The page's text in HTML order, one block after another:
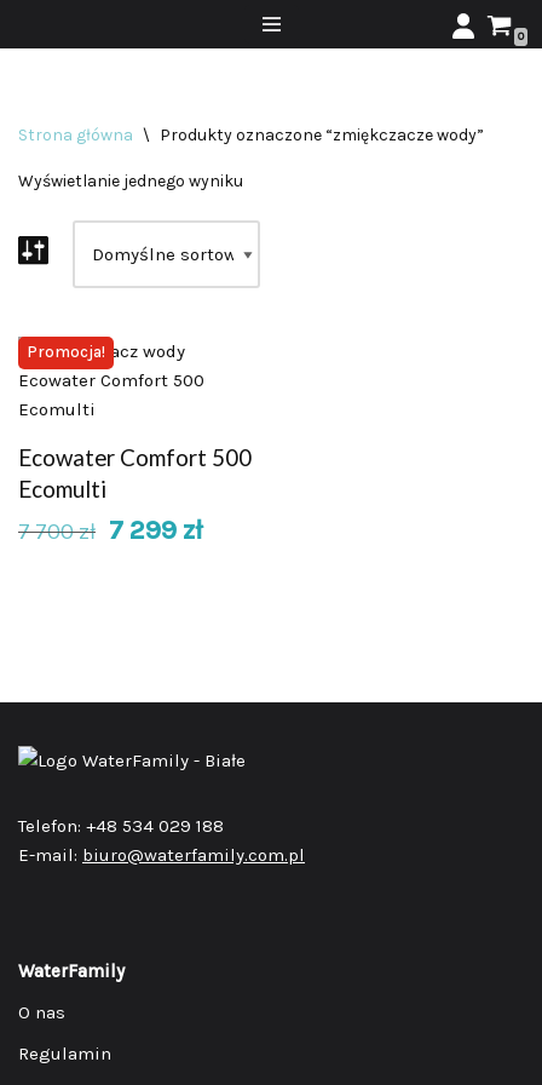
0
Strona główna \ Produkty oznaczone “zmiękczacze wody”
Wyświetlanie jednego wyniku
Promocja!
Ecowater Comfort 500
Ecomulti
7 700zł 7 299 zł
Telefon: +48 534 029 188
E-mail: biuro@waterfamily.com.pl
WaterFamily
O nas
Regulamin